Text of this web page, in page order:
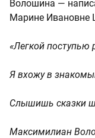
Волошина —
Марине Ивановне
«Легкой поступью
Я вхожу в
Слышишь сказки
Максимилиан